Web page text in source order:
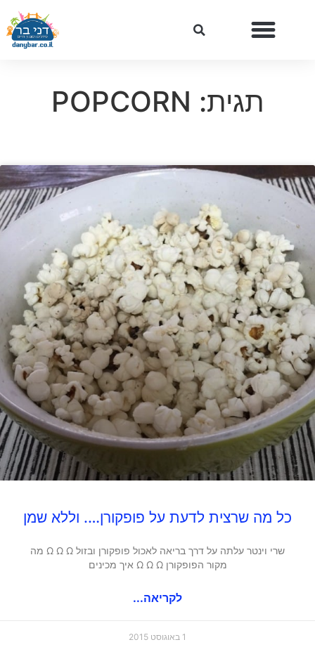
תגית: POPCORN
כל מה שרצית לדעת על פופקורן…. וללא שמן
שרי וינטר עלתה על דרך בריאה לאכול פופקורן ובזול Ω Ω Ω מה
מקור הפופקורן Ω Ω Ω איך מכינים
לקריאה...
1 באוגוסט 2015